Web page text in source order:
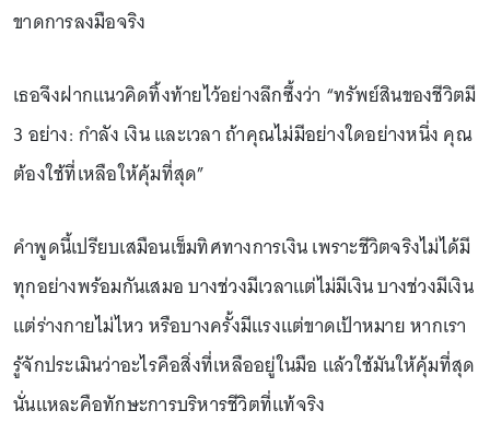
ขาดการลงมือจริง
เธอจึงฝากแนวคิดทิ้งท้ายไว้อย่างลึกซึ้งว่า “ทรัพย์สินของชีวิตมี
3 อย่าง: กำลัง เงิน และเวลา ถ้าคุณไม่มีอย่างใดอย่างหนึ่ง คุณ
ต้องใช้ที่เหลือให้คุ้มที่สุด”
คำพูดนี้เปรียบเสมือนเข็มทิศทางการเงิน เพราะชีวิตจริงไม่ได้มี
ทุกอย่างพร้อมกันเสมอ บางช่วงมีเวลาแต่ไม่มีเงิน บางช่วงมีเงิน
แต่ร่างกายไม่ไหว หรือบางครั้งมีแรงแต่ขาดเป้าหมาย หากเรา
รู้จักประเมินว่าอะไรคือสิ่งที่เหลืออยู่ในมือ แล้วใช้มันให้คุ้มที่สุด
นั่นแหละคือทักษะการบริหารชีวิตที่แท้จริง